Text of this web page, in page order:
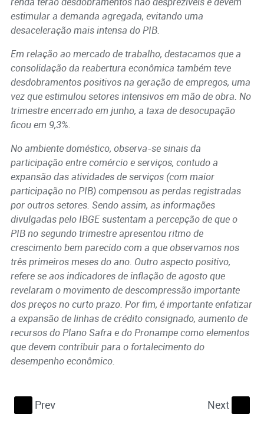
estimular a demanda agregada, evitando uma
desaceleração mais intensa do PIB.
Em relação ao mercado de trabalho, destacamos que a
consolidação da reabertura econômica também teve
desdobramentos positivos na geração de empregos, uma
vez que estimulou setores intensivos em mão de obra. No
trimestre encerrado em junho, a taxa de desocupação
ficou em 9,3%.
No ambiente doméstico, observa-se sinais da
participação entre comércio e serviços, contudo a
expansão das atividades de serviços (com maior
participação no PIB) compensou as perdas registradas
por outros setores. Sendo assim, as informações
divulgadas pelo IBGE sustentam a percepção de que o
PIB no segundo trimestre apresentou ritmo de
crescimento bem parecido com a que observamos nos
três primeiros meses do ano. Outro aspecto positivo,
refere se aos indicadores de inflação de agosto que
revelaram o movimento de descompressão importante
dos preços no curto prazo. Por fim, é importante enfatizar
a expansão de linhas de crédito consignado, aumento de
recursos do Plano Safra e do Pronampe como elementos
que devem contribuir para o fortalecimento do
desempenho econômico.
Prev Next